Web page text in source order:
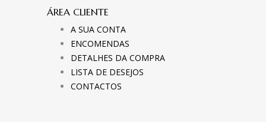
ÁREA CLIENTE
A SUA CONTA
ENCOMENDAS
DETALHES DA COMPRA
LISTA DE DESEJOS
CONTACTOS